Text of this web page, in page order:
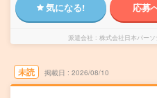
気になる! 応募
派遣会社 株式会社日本パー
未読 掲載日 2026/08/10